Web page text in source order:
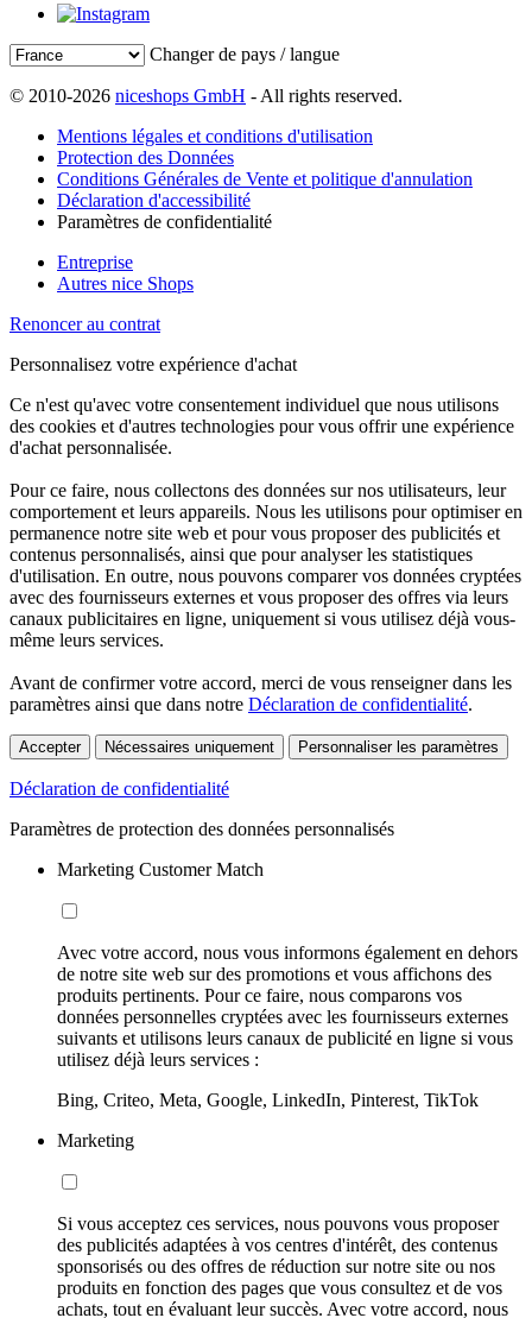
Changer de pays / langue
© 2010-2026 niceshops GmbH - All rights reserved.
Mentions légales et conditions d'utilisation
Protection des Données
Conditions Générales de Vente et politique d'annulation
Déclaration d'accessibilité
Paramètres de confidentialité
Entreprise
Autres nice Shops
Renoncer au contrat
Personnalisez votre expérience d'achat
Ce n'est qu'avec votre consentement individuel que nous utilisons
des cookies et d'autres technologies pour vous offrir une expérience
d'achat personnalisée.
Pour ce faire, nous collectons des données sur nos utilisateurs, leur
comportement et leurs appareils. Nous les utilisons pour optimiser en
permanence notre site web et pour vous proposer des publicités et
contenus personnalisés, ainsi que pour analyser les statistiques
d'utilisation. En outre, nous pouvons comparer vos données cryptées
avec des fournisseurs externes et vous proposer des offres via leurs
canaux publicitaires en ligne, uniquement si vous utilisez déjà vous-
même leurs services.
Avant de confirmer votre accord, merci de vous renseigner dans les
paramètres ainsi que dans notre Déclaration de confidentialité.
Accepter Nécessaires uniquement Personnaliser les paramètres
Déclaration de confidentialité
Paramètres de protection des données personnalisés
Marketing Customer Match
Avec votre accord, nous vous informons également en dehors
de notre site web sur des promotions et vous affichons des
produits pertinents. Pour ce faire, nous comparons vos
données personnelles cryptées avec les fournisseurs externes
suivants et utilisons leurs canaux de publicité en ligne si vous
utilisez déjà leurs services :
Bing, Criteo, Meta, Google, LinkedIn, Pinterest, TikTok
Marketing
Si vous acceptez ces services, nous pouvons vous proposer
des publicités adaptées à vos centres d'intérêt, des contenus
sponsorisés ou des offres de réduction sur notre site ou nos
produits en fonction des pages que vous consultez et de vos
achats, tout en évaluant leur succès. Avec votre accord, nous